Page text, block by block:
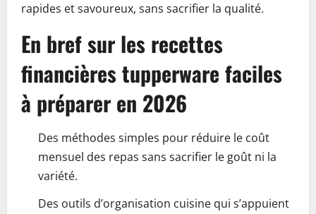
rapides et savoureux, sans sacrifier la qualité.
En bref sur les recettes
financières tupperware faciles
à préparer en 2026
Des méthodes simples pour réduire le coût
mensuel des repas sans sacrifier le goût ni la
variété.
Des outils d’organisation cuisine qui s’appuient